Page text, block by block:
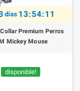
días 13:54:10
Collar Premium Perros
Mickey Mouse
disponible!